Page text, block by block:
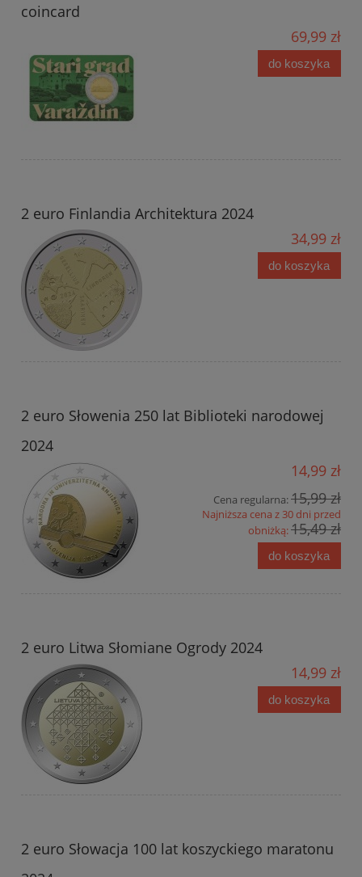
coincard
69,99 zł
do koszyka
2 euro Finlandia Architektura 2024
34,99 zł
do koszyka
2 euro Słowenia 250 lat Biblioteki narodowej
2024
14,99 zł
Cena regularna:15,99 zł
Najniższa cena z 30 dni przed
obniżką:15,49 zł
do koszyka
2 euro Litwa Słomiane Ogrody 2024
14,99 zł
do koszyka
2 euro Słowacja 100 lat koszyckiego maratonu